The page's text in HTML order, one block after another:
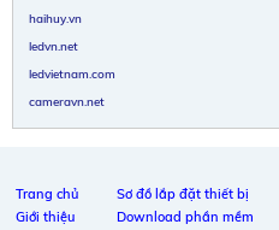
haihuy.vn
ledvn.net
ledvietnam.com
cameravn.net
Trang chủ
Giới thiệu
Sơ đồ lắp đặt thiết bị
Download phần mềm